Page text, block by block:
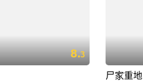
8.3
尸家重地